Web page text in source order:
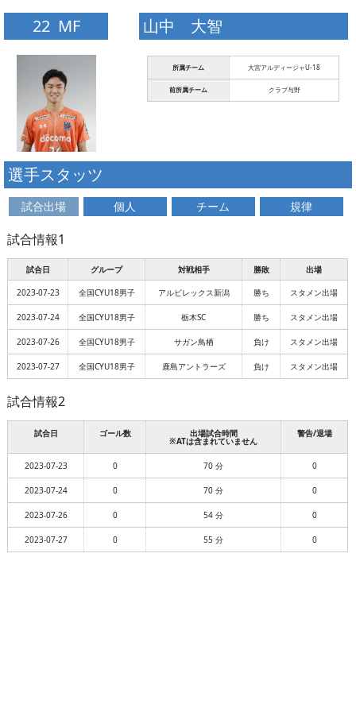
22 MF 山中 大智
所属チーム 大宮アルディージャU-18
前所属チーム クラブ与野
選手スタッツ
試合出場 個人 チーム 規律
試合情報1
試合日 グループ 対戦相手 勝敗 出場
2023-07-23 全国CYU18男子 アルビレックス新潟 勝ち スタメン出場
2023-07-24 全国CYU18男子 栃木SC 勝ち スタメン出場
2023-07-26 全国CYU18男子 サガン鳥栖 負け スタメン出場
2023-07-27 全国CYU18男子 鹿島アントラーズ 負け スタメン出場
試合情報2
試合日 ゴール数 出場試合時間
※ATは含まれていません
警告/退場
2023-07-23 0 70 分 0
2023-07-24 0 70 分 0
2023-07-26 0 54 分 0
2023-07-27 0 55 分 0